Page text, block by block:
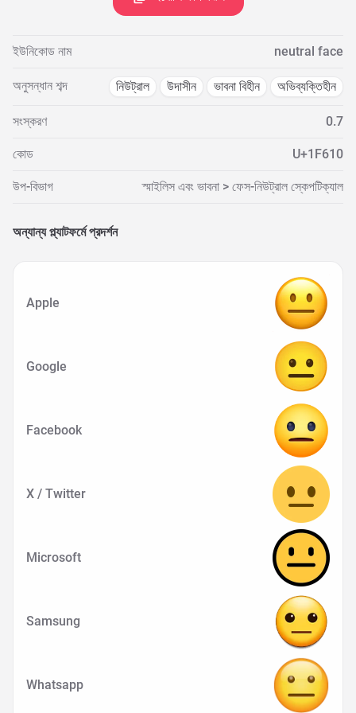
ইউনিকোড নাম neutral face
অনুসন্ধান শব্দ নিউট্রাল উদাসীন ভাবনা বিহীন অভিব্যক্তিহীন
সংস্করণ 0.7
কোড U+1F610
উপ-বিভাগ স্মাইলিস এবং ভাবনা > ফেস-নিউট্রাল স্কেপটিক্যাল
অন্যান্য প্ল্যাটফর্মে প্রদর্শন
Apple
Google
Facebook
X / Twitter
Microsoft
Samsung
Whatsapp